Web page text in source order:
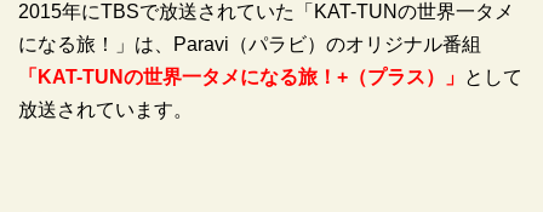
2015年にTBSで放送されていた「KAT-TUNの世界一タメ
になる旅！」は、Paravi（パラビ）のオリジナル番組
「KAT-TUNの世界一タメになる旅！+（プラス）」 として
放送されています。